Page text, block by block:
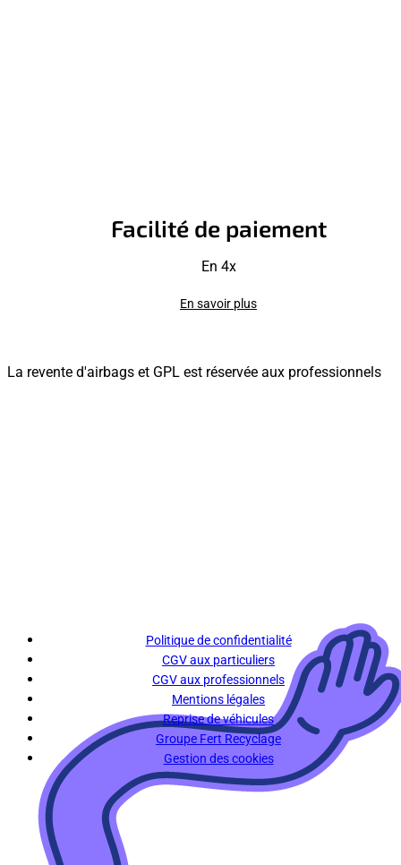
Facilité de paiement
En 4x
En savoir plus
La revente d'airbags et GPL est réservée aux professionnels
Politique de confidentialité
CGV aux particuliers
CGV aux professionnels
Mentions légales
Reprise de véhicules
Groupe Fert Recyclage
Gestion des cookies